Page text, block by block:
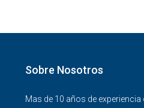
Sobre Nosotros
Mas de 10 años de